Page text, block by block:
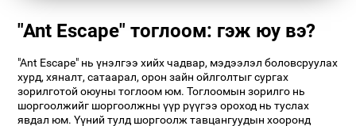
"Ant Escape" тоглоом: гэж юу вэ?
"Ant Escape" нь үнэлгээ хийх чадвар, мэдээлэл боловсруулах
хурд, хяналт, сатаарал, орон зайн ойлголтыг сургах
зорилготой оюуны тоглоом юм. Тоглоомын зорилго нь
шоргоолжийг шоргоолжны үүр рүүгээ ороход нь туслах
явдал юм. Үүний тулд шоргоолж тавцангуудын хооронд